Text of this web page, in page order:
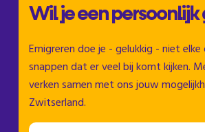
Wil je een persoonlijk
Emigreren doe je - gelukkig - niet elke
snappen dat er veel bij komt kijken.
verken samen met ons jouw
Zwitserland.